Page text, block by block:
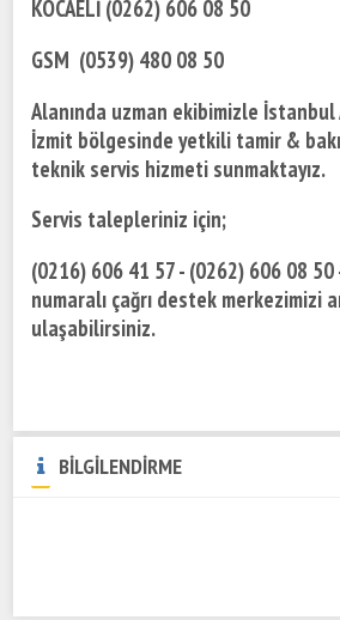
KOCAELİ (0262) 606 08 50
GSM (0539) 480 08 50
Alanında uzman ekibimizle İstanbul
İzmit bölgesinde yetkili tamir &
teknik servis hizmeti sunmaktayız.
Servis talepleriniz için;
(0216) 606 41 57 - (0262) 606 08
numaralı çağrı destek merkezimizi
ulaşabilirsiniz.
BİLGİLENDİRME